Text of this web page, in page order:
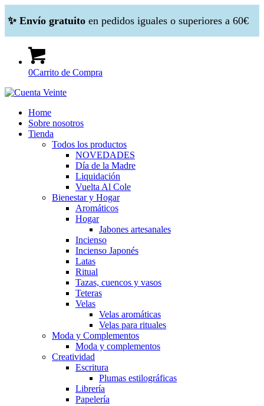
✨ Envío gratuito en pedidos iguales o superiores a 60€
0Carrito de Compra
Home
Sobre nosotros
Tienda
Todos los productos
NOVEDADES
Día de la Madre
Liquidación
Vuelta Al Cole
Bienestar y Hogar
Aromáticos
Hogar
Jabones artesanales
Incienso
Incienso Japonés
Latas
Ritual
Tazas, cuencos y vasos
Teteras
Velas
Velas aromáticas
Velas para rituales
Moda y Complementos
Moda y complementos
Creatividad
Escritura
Plumas estilográficas
Librería
Papelería